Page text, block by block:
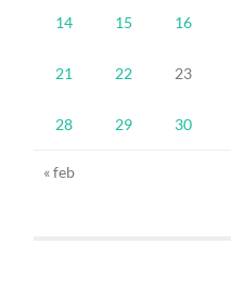
14 15 16
21 22 23
28 29 30
« feb